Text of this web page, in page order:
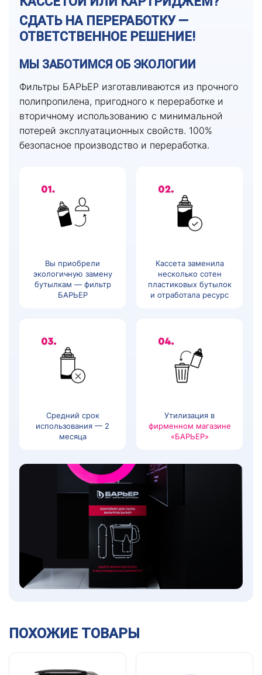
СДАТЬ НА ПЕРЕРАБОТКУ —
ОТВЕТСТВЕННОЕ РЕШЕНИЕ!
МЫ ЗАБОТИМСЯ ОБ ЭКОЛОГИИ
Фильтры БАРЬЕР изготавливаются из прочного
полипропилена, пригодного к переработке и
вторичному использованию с минимальной
потерей эксплуатационных свойств. 100%
безопасное производство и переработка.
Вы приобрели
экологичную замену
бутылкам — фильтр
БАРЬЕР
Кассета заменила
несколько сотен
пластиковых бутылок
и отработала ресурс
Средний срок
использования — 2
месяца
Утилизация в
фирменном магазине
«БАРЬЕР»
ПОХОЖИЕ ТОВАРЫ